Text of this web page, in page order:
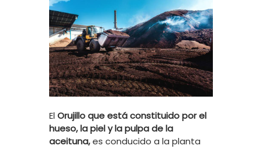
El Orujilloque está constituido por el
hueso, la piel y la pulpa de la
aceituna,es conducido a la planta